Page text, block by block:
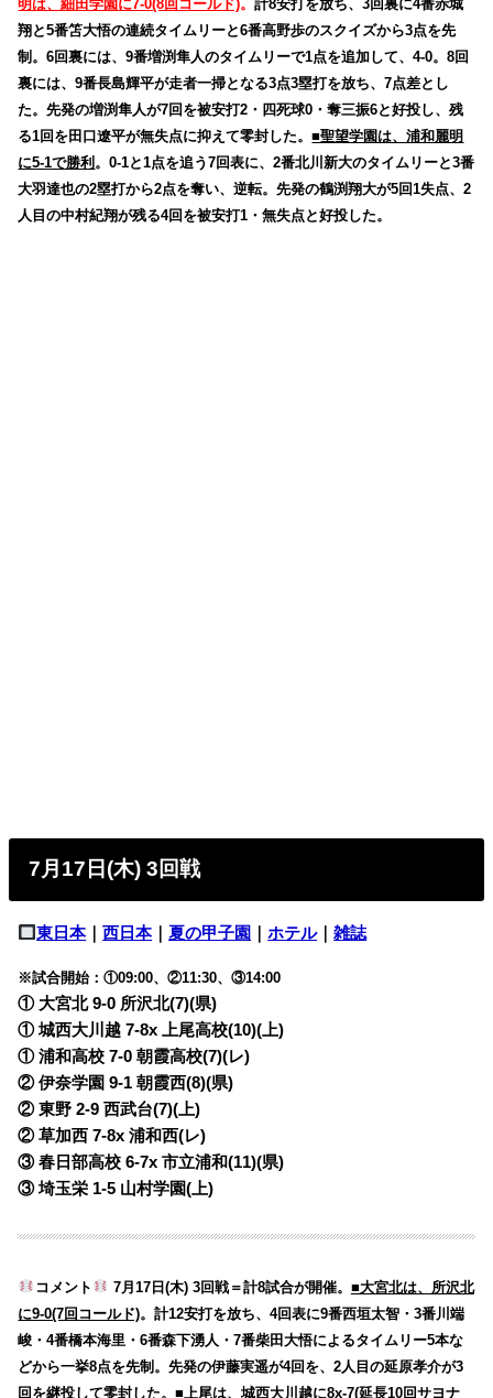
明は、細田学園に7-0(8回コールド)。計8安打を放ち、3回裏に4番赤城
翔と5番笘大悟の連続タイムリーと6番高野歩のスクイズから3点を先
制。6回裏には、9番増渕隼人のタイムリーで1点を追加して、4-0。8回
裏には、9番長島輝平が走者一掃となる3点3塁打を放ち、7点差とし
た。先発の増渕隼人が7回を被安打2・四死球0・奪三振6と好投し、残
る1回を田口遼平が無失点に抑えて零封した。■聖望学園は、浦和麗明
に5-1で勝利 。0-1と1点を追う7回表に、2番北川新大のタイムリーと3番
大羽達也の2塁打から2点を奪い、逆転。先発の鶴渕翔大が5回1失点、2
人目の中村紀翔が残る4回を被安打1・無失点と好投した。
7月17日(木) 3回戦
東日本｜西日本｜夏の甲子園 ｜ホテル｜雑誌
※試合開始：①09:00、②11:30、③14:00
① 大宮北 9-0 所沢北(7)(県)
① 城西大川越 7-8x 上尾高校(10)(上)
① 浦和高校 7-0 朝霞高校(7)(レ)
② 伊奈学園 9-1 朝霞西(8)(県)
② 東野 2-9 西武台(7)(上)
② 草加西 7-8x 浦和西(レ)
③ 春日部高校 6-7x 市立浦和(11)(県)
③ 埼玉栄 1-5 山村学園(上)
コメント 7月17日(木) 3回戦＝計8試合が開催。 ■大宮北は、所沢北
に9-0(7回コールド)。計12安打を放ち、4回表に9番西垣太智・3番川端
峻・4番橋本海里・6番森下湧人・7番柴田大悟によるタイムリー5本な
どから一挙8点を先制。先発の伊藤実遥が4回を、2人目の延原孝介が3
回を継投して零封した。■上尾は、城西大川越に8x-7(延長10回サヨナ